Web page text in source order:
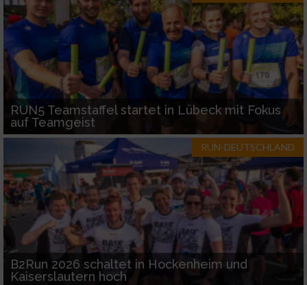
RUN5 Teamstaffel startet in Lübeck mit Fokus
auf Teamgeist
RUN-DEUTSCHLAND
B2Run 2026 schaltet in Hockenheim und
Kaiserslautern hoch